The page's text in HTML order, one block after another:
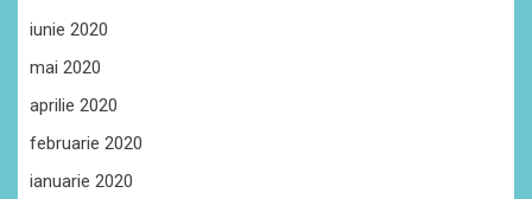
iunie 2020
mai 2020
aprilie 2020
februarie 2020
ianuarie 2020